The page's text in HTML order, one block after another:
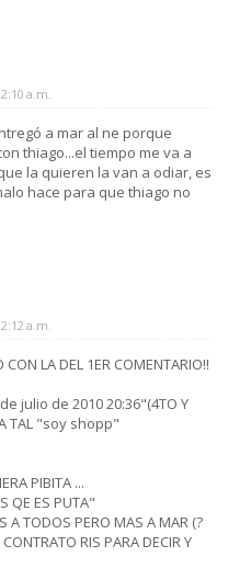
a.m.
a mar al ne porque
thiago...el tiempo me va a
la quieren la van a odiar, es
hace para que thiago no
a.m.
CON LA DEL 1ER COMENTARIO!!
julio de 2010 20:36"(4TO Y
TAL "soy shopp"
PIBITA ...
QE ES PUTA"
A TODOS PERO MAS A MAR (?
RIS PARA DECIR Y